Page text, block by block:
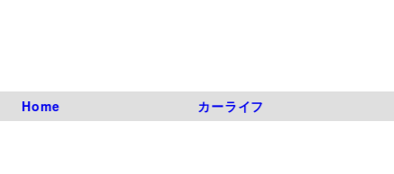
Home カーライフ